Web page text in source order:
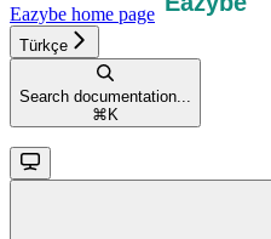
Eazybe home page
Türkçe
Search documentation...
⌘ K